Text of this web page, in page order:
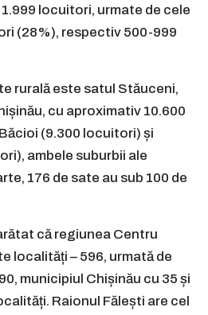
locuitori, urmate de cele
(28%), respectiv 500-999
rurală este satul Stăuceni,
cu aproximativ 10.600
(9.300 locuitori) și
ambele suburbii ale
176 de sate au sub 100 de
că regiunea Centru
localități – 596, urmată de
municipiul Chișinău cu 35 și
Raionul Fălești are cel